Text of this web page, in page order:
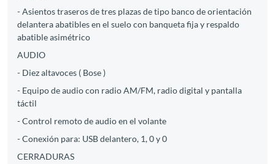
- Asientos traseros de tres plazas de tipo banco de orientación
delantera abatibles en el suelo con banqueta fija y respaldo
abatible asimétrico
AUDIO
- Diez altavoces ( Bose )
- Equipo de audio con radio AM/FM, radio digital y pantalla
táctil
- Control remoto de audio en el volante
- Conexión para: USB delantero, 1, 0 y 0
CERRADURAS